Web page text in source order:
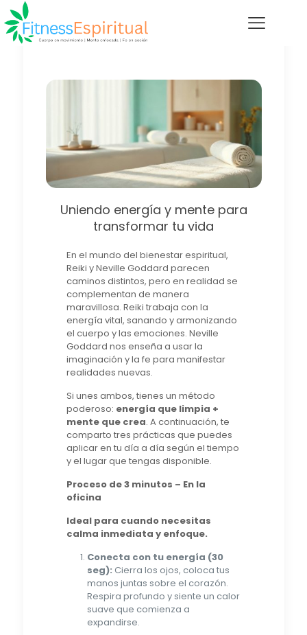
Uniendo energía y mente para
transformar tu vida
En el mundo del bienestar espiritual,
Reiki y Neville Goddard parecen
caminos distintos, pero en realidad se
complementan de manera
maravillosa. Reiki trabaja con la
energía vital, sanando y armonizando
el cuerpo y las emociones. Neville
Goddard nos enseña a usar la
imaginación y la fe para manifestar
realidades nuevas.
Si unes ambos, tienes un método
poderoso: energía que limpia +
mente que crea. A continuación, te
comparto tres prácticas que puedes
aplicar en tu día a día según el tiempo
y el lugar que tengas disponible.
Proceso de 3 minutos – En la
oficina
Ideal para cuando necesitas
calma inmediata y enfoque.
Conecta con tu energía (30
seg): Cierra los ojos, coloca tus
manos juntas sobre el corazón.
Respira profundo y siente un calor
suave que comienza a
expandirse.